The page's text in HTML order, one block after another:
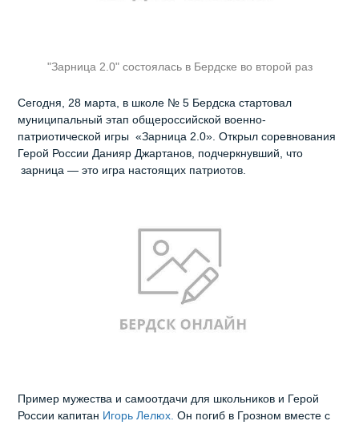
"Зарница 2.0" состоялась в Бердске во второй раз
Сегодня, 28 марта, в школе № 5 Бердска стартовал
муниципальный этап общероссийской военно-
патриотической игры «Зарница 2.0». Открыл соревнования
Герой России Данияр Джартанов, подчеркнувший, что
зарница — это игра настоящих патриотов.
Пример мужества и самоотдачи для школьников и Герой
России капитан Игорь Лелюх. Он погиб в Грозном вместе с